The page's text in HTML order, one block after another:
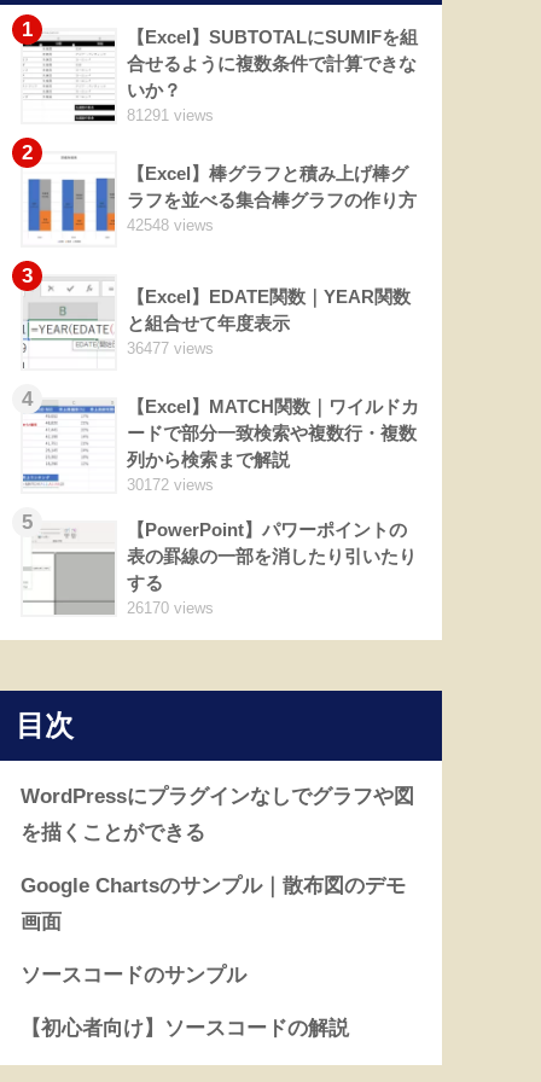
1
【Excel】SUBTOTALにSUMIFを組
合せるように複数条件で計算できな
いか？
81291 views
2
【Excel】棒グラフと積み上げ棒グ
ラフを並べる集合棒グラフの作り方
42548 views
3
【Excel】EDATE関数｜YEAR関数
と組合せて年度表示
36477 views
4
【Excel】MATCH関数｜ワイルドカ
ードで部分一致検索や複数行・複数
列から検索まで解説
30172 views
5
【PowerPoint】パワーポイントの
表の罫線の一部を消したり引いたり
する
26170 views
目次
WordPressにプラグインなしでグラフや図
を描くことができる
Google Chartsのサンプル｜散布図のデモ
画面
ソースコードのサンプル
【初心者向け】ソースコードの解説